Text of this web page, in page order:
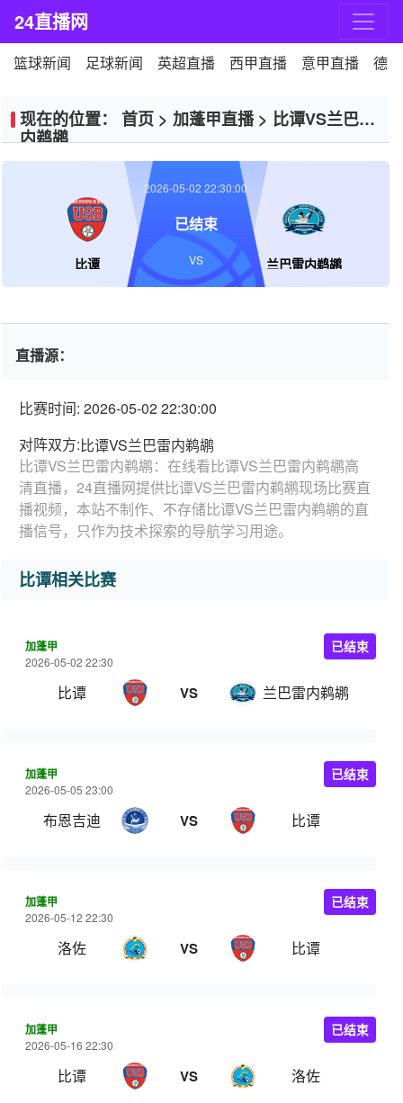
24直播网
篮球新闻 足球新闻 英超直播 西甲直播 意甲直播 德
现在的位置： 首页 > 加蓬甲直播> 比谭VS兰巴雷
内鹈鹕
比谭 兰巴雷内鹈鹕
2026-05-02 22:30:00
已结束
VS
直播源：
比赛时间: 2026-05-02 22:30:00
对阵双方:比谭VS兰巴雷内鹈鹕
比谭VS兰巴雷内鹈鹕：在线看比谭VS兰巴雷内鹈鹕高
清直播，24直播网提供比谭VS兰巴雷内鹈鹕现场比赛直
播视频，本站不制作、不存储比谭VS兰巴雷内鹈鹕的直
播信号，只作为技术探索的导航学习用途。
比谭相关比赛
加蓬甲
2026-05-02 22:30
比谭 VS 兰巴雷内鹈鹕
已结束
加蓬甲
2026-05-05 23:00
布恩吉迪 VS 比谭
已结束
加蓬甲
2026-05-12 22:30
洛佐 VS 比谭
已结束
加蓬甲
2026-05-16 22:30
比谭 VS 洛佐
已结束